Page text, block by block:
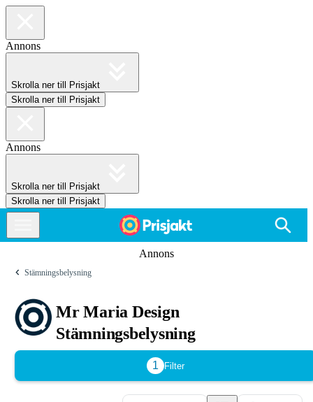
Annons
Skrolla ner till Prisjakt
Skrolla ner till Prisjakt
Annons
Skrolla ner till Prisjakt
Skrolla ner till Prisjakt
Annons
Stämningsbelysning
Mr Maria Design
Stämningsbelysning
1 Filter